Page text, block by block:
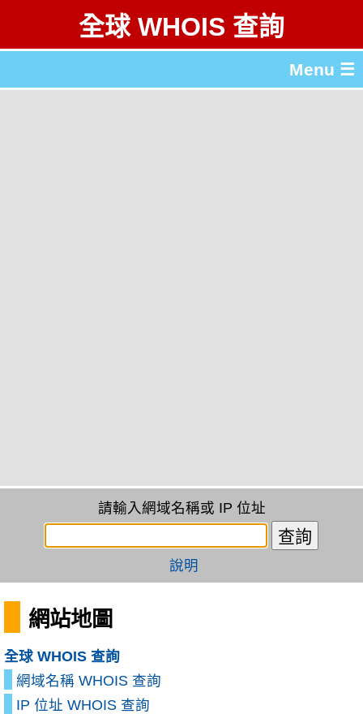
全球 WHOIS 查詢
Menu ☰
請輸入網域名稱或 IP 位址
說明
網站地圖
全球 WHOIS 查詢
網域名稱 WHOIS 查詢
IP 位址 WHOIS 查詢